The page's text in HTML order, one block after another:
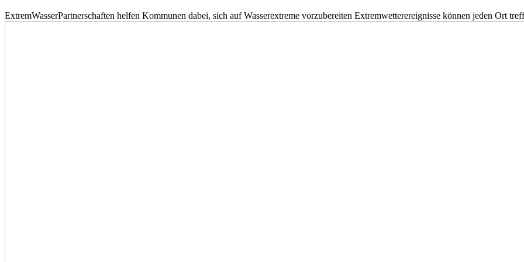
ExtremWasserPartnerschaften helfen Kommunen dabei, sich auf Wasserextreme vorzubereiten Extremwetterereignisse können jeden Ort